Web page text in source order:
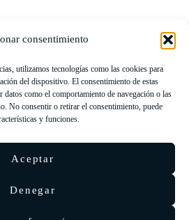
consentimiento
utilizamos tecnologías como las cookies para
del dispositivo. El consentimiento de estas
datos como el comportamiento de navegación o las
No consentir o retirar el consentimiento, puede
y funciones.
Aceptar
Denegar
LEÓN 1980 SLL ha sido
cuyo objetivo es la mejora de la
y gracias al cual ha puesto en
el apoyo del Programa Pyme Digital de la